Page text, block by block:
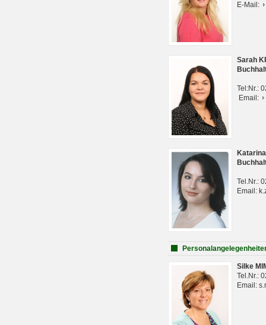
E-Mail:
Sarah
Tel:Nr.:
Email:
Tel.Nr.:
Email:
Silke
Tel.Nr.:
Email: